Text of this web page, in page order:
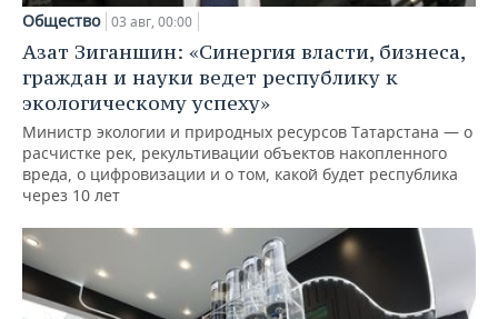
Общество 03 авг, 00:00
Азат Зиганшин: «Синергия власти, бизнеса,
граждан и науки ведет республику к
экологическому успеху»
Министр экологии и природных ресурсов Татарстана — о
расчистке рек, рекультивации объектов накопленного
вреда, о цифровизации и о том, какой будет республика
через 10 лет